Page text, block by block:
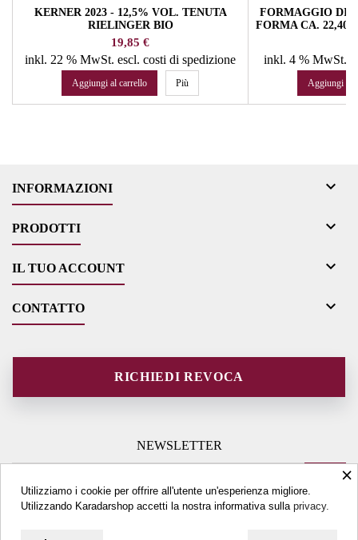
KERNER 2023 - 12,5% VOL. TENUTA
RIELINGER BIO
Prezzo
19,85 €
inkl. 22 % MwSt. escl. costi di spedizione
Aggiungi al carrello Più
FORMAGGIO DI
FORMA CA. 22,40
inkl. 4 % MwSt.
Aggiungi al
INFORMAZIONI 
PRODOTTI 
IL TUO ACCOUNT 
CONTATTO 
RICHIEDI REVOCA
NEWSLETTER
×
Utilizziamo i cookie per offrire all'utente un'esperienza migliore.
Utilizzando Karadarshop accetti la nostra informativa sullaprivacy.